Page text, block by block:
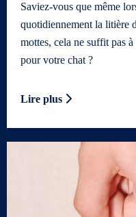
Saviez-vous que même
quotidiennement la litière
mottes, cela ne suffit pas
pour votre chat ?
Lire plus